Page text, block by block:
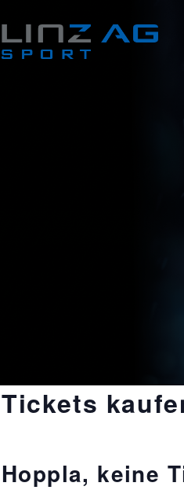
Tickets
Hoppla, keine